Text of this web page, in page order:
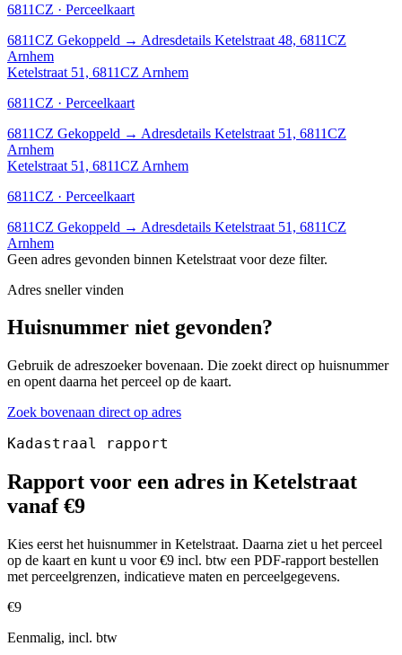
6811CZ · Perceelkaart
6811CZ Gekoppeld → Adresdetails Ketelstraat 48, 6811CZ
Arnhem
Ketelstraat 51, 6811CZ Arnhem
6811CZ · Perceelkaart
6811CZ Gekoppeld → Adresdetails Ketelstraat 51, 6811CZ
Arnhem
Ketelstraat 51, 6811CZ Arnhem
6811CZ · Perceelkaart
6811CZ Gekoppeld → Adresdetails Ketelstraat 51, 6811CZ
Arnhem
Geen adres gevonden binnen Ketelstraat voor deze filter.
Adres sneller vinden
Huisnummer niet gevonden?
Gebruik de adreszoeker bovenaan. Die zoekt direct op huisnummer
en opent daarna het perceel op de kaart.
Zoek bovenaan direct op adres
Kadastraal rapport
Rapport voor een adres in Ketelstraat
vanaf €9
Kies eerst het huisnummer in Ketelstraat. Daarna ziet u het perceel
op de kaart en kunt u voor €9 incl. btw een PDF-rapport bestellen
met perceelgrenzen, indicatieve maten en perceelgegevens.
€9
Eenmalig, incl. btw